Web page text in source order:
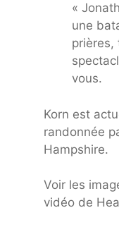
«
une
prières,
vous.
Korn est
randonnée
Hampshire.
Voir les
vidéo de